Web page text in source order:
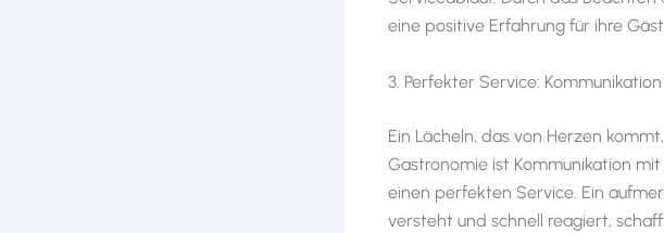
eine positive Erfahrung für ihre
3. Perfekter Service:
Ein Lächeln, das von Herzen
Gastronomie ist Kommunikation
einen perfekten Service. Ein
versteht und schnell reagiert,